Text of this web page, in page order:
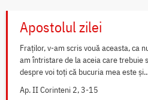
Apostolul zilei
Fraților, v-am scris vouă aceasta, ca
am întristare de la aceia care trebuie
despre voi toți că bucuria mea este
Ap. II Corinteni 2, 3-15